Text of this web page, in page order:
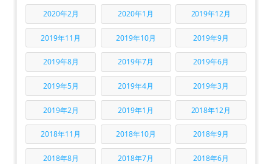
2020年2月 2020年1月 2019年12月
2019年11月 2019年10月 2019年9月
2019年8月 2019年7月 2019年6月
2019年5月 2019年4月 2019年3月
2019年2月 2019年1月 2018年12月
2018年11月 2018年10月 2018年9月
2018年8月 2018年7月 2018年6月